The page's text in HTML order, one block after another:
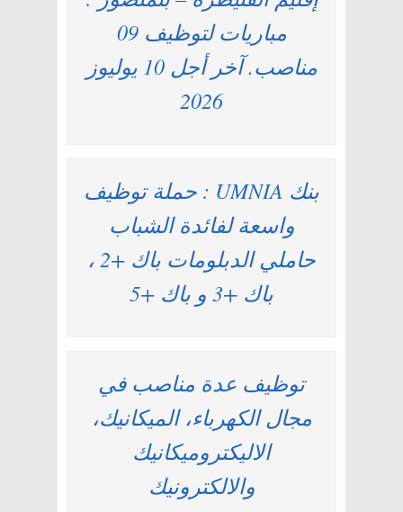
مباريات لتوظيف 09
مناصب. آخر أجل 10 يوليوز
2026
بنك UMNIA : حملة توظيف
واسعة لفائدة الشباب
حاملي الدبلومات باك +2 ،
باك +3 و باك +5
توظيف عدة مناصب في
مجال الكهرباء، الميكانيك،
الاليكتروميكانيك
والالكترونيك